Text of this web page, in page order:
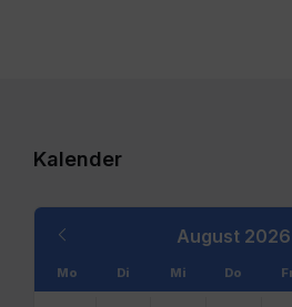
Kalender
August 2026
Month
Mo Di Mi Do